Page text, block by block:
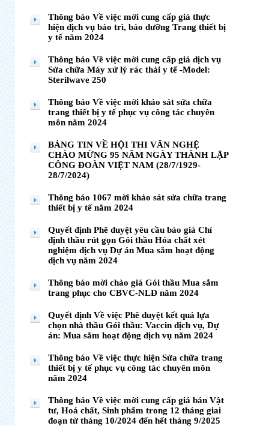
Thông báo Về việc mời cung cấp giá thực
hiện dịch vụ bảo trì, bảo dưỡng Trang thiết bị
y tế năm 2024
Thông báo Về việc mời cung cấp giá dịch vụ
Sửa chữa Máy xử lý rác thải y tế -Model:
Sterilwave 250
Thông báo Về việc mời khảo sát sửa chữa
trang thiết bị y tế phục vụ công tác chuyên
môn năm 2024
BẢNG TIN VỀ HỘI THI VĂN NGHỆ
CHÀO MỪNG 95 NĂM NGÀY THÀNH LẬP
CÔNG ĐOÀN VIỆT NAM (28/7/1929-
28/7/2024)
Thông báo 1067 mời khảo sát sửa chữa trang
thiết bị y tế năm 2024
Quyết định Phê duyệt yêu cầu báo giá Chỉ
định thầu rút gọn Gói thầu Hóa chất xét
nghiệm dịch vụ Dự án Mua sắm hoạt động
dịch vụ năm 2024
Thông báo mời chào giá Gói thầu Mua sắm
trang phục cho CBVC-NLĐ năm 2024
Quyết định Về việc Phê duyệt kết quả lựa
chọn nhà thầu Gói thầu: Vaccin dịch vụ, Dự
án: Mua sắm hoạt động dịch vụ năm 2024
Thông báo Về việc thực hiện Sửa chữa trang
thiết bị y tế phục vụ công tác chuyên môn
năm 2024
Thông báo Về việc mời cung cấp giá bán Vật
tư, Hoá chất, Sinh phẩm trong 12 tháng giai
đoạn từ tháng 10/2024 đến hết tháng 9/2025